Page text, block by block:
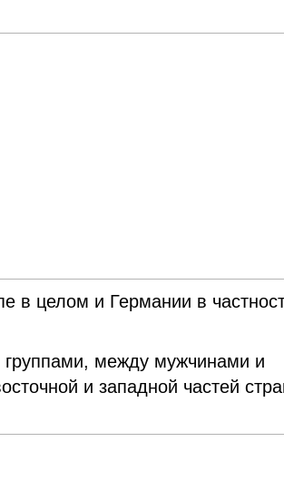
в целом и Германии в
между мужчинами и
и западной частей